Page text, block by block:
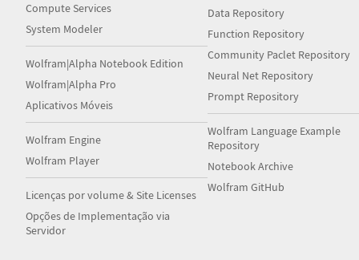
Compute Services
System Modeler
Wolfram|Alpha Notebook Edition
Wolfram|Alpha Pro
Aplicativos Móveis
Wolfram Engine
Wolfram Player
Licenças por volume & Site Licenses
Opções de Implementação via
Servidor
Data Repository
Function Repository
Community Paclet Repository
Neural Net Repository
Prompt Repository
Wolfram Language Example
Repository
Notebook Archive
Wolfram GitHub